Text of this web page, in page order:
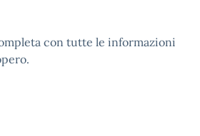
con tutte le informazioni